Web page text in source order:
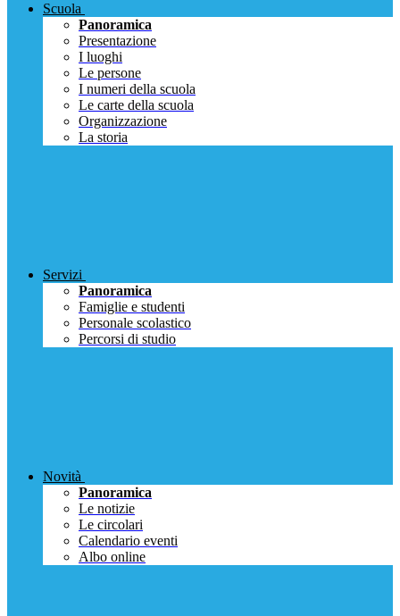
Scuola
Panoramica
Presentazione
I luoghi
Le persone
I numeri della scuola
Le carte della scuola
Organizzazione
La storia
Servizi
Panoramica
Famiglie e studenti
Personale scolastico
Percorsi di studio
Novità
Panoramica
Le notizie
Le circolari
Calendario eventi
Albo online